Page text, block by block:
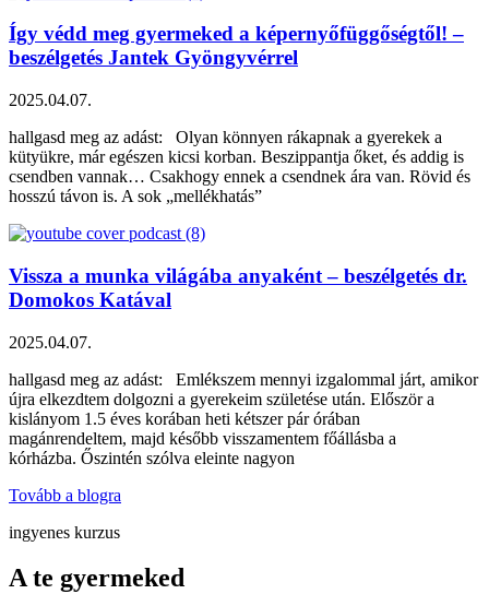
Így védd meg gyermeked a képernyőfüggőségtől! –
beszélgetés Jantek Gyöngyvérrel
2025.04.07.
hallgasd meg az adást: Olyan könnyen rákapnak a gyerekek a
kütyükre, már egészen kicsi korban. Beszippantja őket, és addig is
csendben vannak… Csakhogy ennek a csendnek ára van. Rövid és
hosszú távon is. A sok „mellékhatás”
Vissza a munka világába anyaként – beszélgetés dr.
Domokos Katával
2025.04.07.
hallgasd meg az adást: Emlékszem mennyi izgalommal járt, amikor
újra elkezdtem dolgozni a gyerekeim születése után. Először a
kislányom 1.5 éves korában heti kétszer pár órában
magánrendeltem, majd később visszamentem főállásba a
kórházba. Őszintén szólva eleinte nagyon
Tovább a blogra
ingyenes kurzus
A te gyermeked